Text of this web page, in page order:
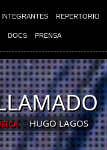
INTEGRANTES REPERTORIO
DOCS PRENSA
HUGO LAGOS